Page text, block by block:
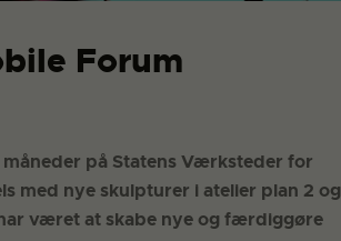
Forum
på Statens Værksteder for
med nye skulpturer i atelier plan 2 og
været at skabe nye og færdiggøre